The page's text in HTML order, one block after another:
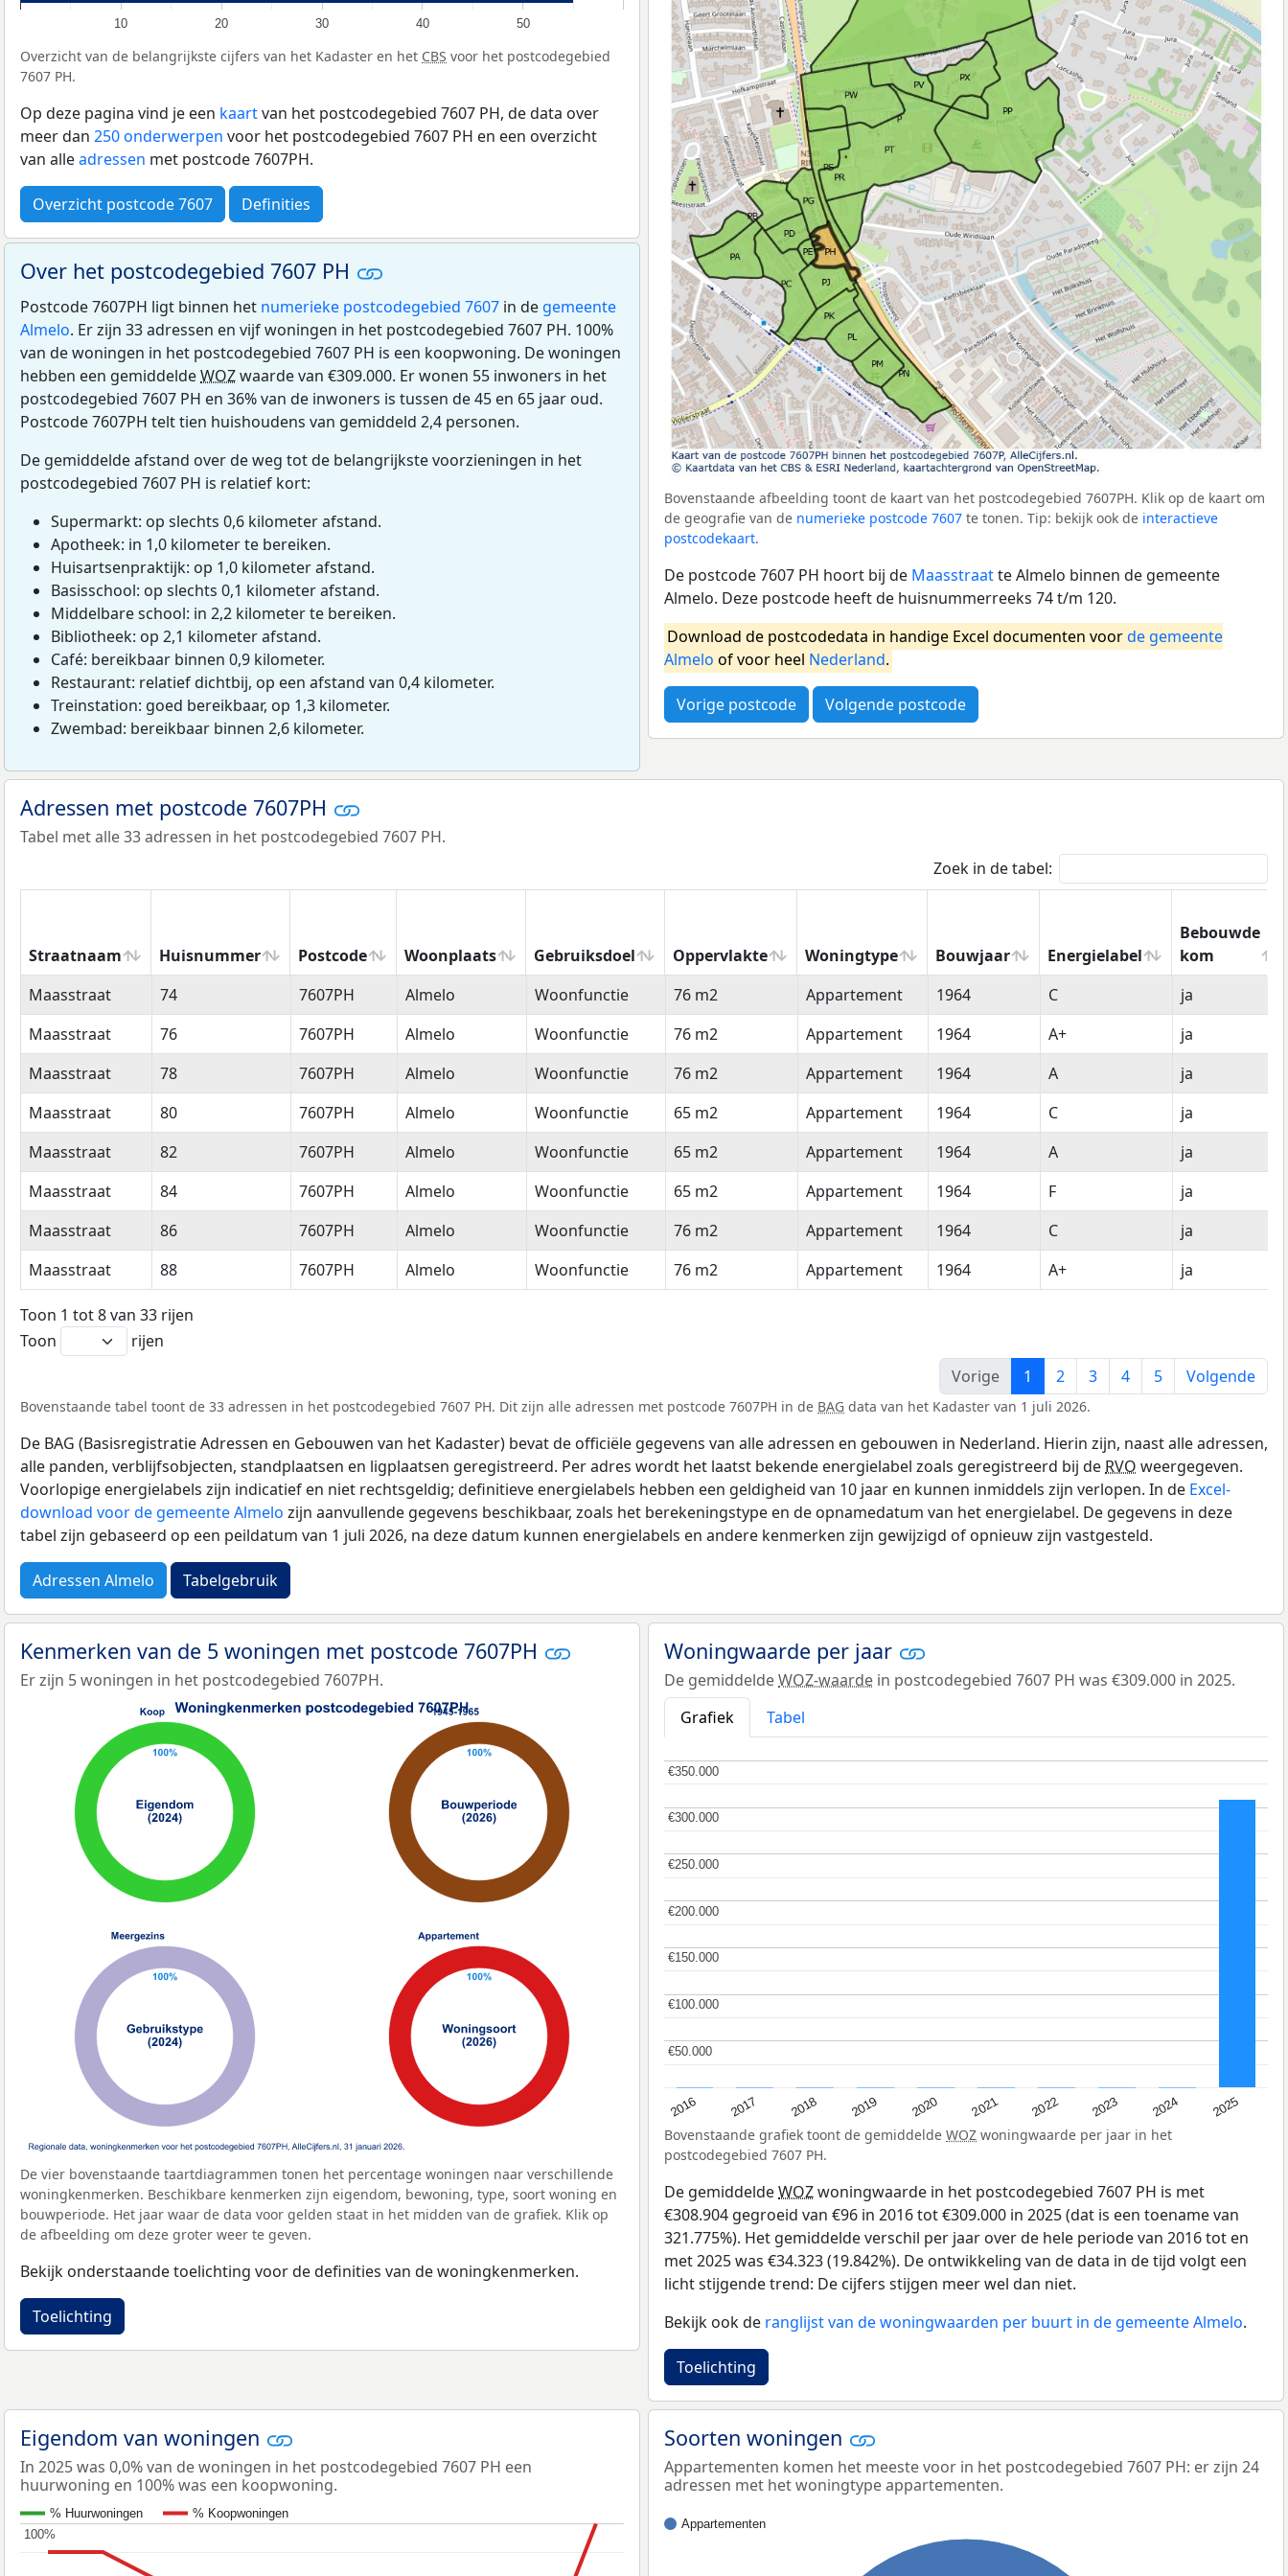
10 20 30 40 50
Overzicht van de belangrijkste cijfers van het Kadaster en het CBS voor het postcodegebied
7607 PH.
Op deze pagina vind je een kaartvan het postcodegebied 7607 PH, de data over
meer dan 250 onderwerpen voor het postcodegebied 7607 PH en een overzicht
van alleadressen met postcode 7607PH.
Overzicht postcode 7607 Definities
Over het postcodegebied 7607 PH
Postcode 7607PH ligt binnen het numerieke postcodegebied 7607 in de gemeente
Almelo. Er zijn 33 adressen en vijf woningen in het postcodegebied 7607 PH. 100%
van de woningen in het postcodegebied 7607 PH is een koopwoning. De woningen
hebben een gemiddeldeWOZwaarde van €309.000. Er wonen 55 inwoners in het
postcodegebied 7607 PH en 36% van de inwoners is tussen de 45 en 65 jaar oud.
Postcode 7607PH telt tien huishoudens van gemiddeld 2,4 personen.
De gemiddelde afstand over de weg tot de belangrijkste voorzieningen in het
postcodegebied 7607 PH is relatief kort:
Supermarkt: op slechts 0,6 kilometer afstand.
Apotheek: in 1,0 kilometer te bereiken.
Huisartsenpraktijk: op 1,0 kilometer afstand.
Basisschool: op slechts 0,1 kilometer afstand.
Middelbare school: in 2,2 kilometer te bereiken.
Bibliotheek: op 2,1 kilometer afstand.
Café: bereikbaar binnen 0,9 kilometer.
Restaurant: relatief dichtbij, op een afstand van 0,4 kilometer.
Treinstation: goed bereikbaar, op 1,3 kilometer.
Zwembad: bereikbaar binnen 2,6 kilometer.
Bovenstaande afbeelding toont de kaart van het postcodegebied 7607PH. Klik op de kaart om
de geografie van de numerieke postcode 7607 te tonen. Tip: bekijk ook de interactieve
postcodekaart.
De postcode 7607 PH hoort bij de Maasstraatte Almelo binnen de gemeente
Almelo. Deze postcode heeft de huisnummerreeks 74 t/m 120.
Download de postcodedata in handige Excel documenten voorde gemeente
Almelo of voor heel Nederland.
Vorige postcode Volgende postcode
Adressen met postcode 7607PH
Tabel met alle 33 adressen in het postcodegebied 7607 PH.
Zoek in de tabel:
Straatnaam Huisnummer Postcode Woonplaats Gebruiksdoel Oppervlakte Woningtype Bouwjaar Energielabel
Bebouwde
kom
Straatnaam
Huisnummer Postcode Woonplaats Gebruiksdoel Oppervlakte Woningtype Bouwjaar Energielabel
Bebouwde
kom
Maasstraat 74 7607PH Almelo Woonfunctie 76 m2 Appartement 1964 C
ja
Maasstraat
76 7607PH Almelo Woonfunctie 76 m2 Appartement 1964 A+
ja
Maasstraat
78 7607PH Almelo Woonfunctie 76 m2 Appartement 1964 A
ja
Maasstraat
80 7607PH Almelo Woonfunctie 65 m2 Appartement 1964 C
ja
Maasstraat
82 7607PH Almelo Woonfunctie 65 m2 Appartement 1964 A
ja
Maasstraat
84 7607PH Almelo Woonfunctie 65 m2 Appartement 1964 F
ja
Maasstraat
86 7607PH Almelo Woonfunctie 76 m2 Appartement 1964 C
ja
Maasstraat
88 7607PH Almelo Woonfunctie 76 m2 Appartement 1964 A+ ja
Toon 1 tot 8 van 33 rijen
Toon
rijen
Vorige
1 2 3 4 5 Volgende
Bovenstaande tabel toont de 33 adressen in het postcodegebied 7607 PH. Dit zijn alle adressen met postcode 7607PH in de BAG data van het Kadaster van 1 juli 2026.
De BAG (Basisregistratie Adressen en Gebouwen van het Kadaster) bevat de officiële gegevens van alle adressen en gebouwen in Nederland. Hierin zijn, naast alle adressen,
alle panden, verblijfsobjecten, standplaatsen en ligplaatsen geregistreerd. Per adres wordt het laatst bekende energielabel zoals geregistreerd bij de RVO weergegeven.
Voorlopige energielabels zijn indicatief en niet rechtsgeldig; definitieve energielabels hebben een geldigheid van 10 jaar en kunnen inmiddels zijn verlopen. In de Excel-
download voor de gemeente Almelo zijn aanvullende gegevens beschikbaar, zoals het berekeningstype en de opnamedatum van het energielabel. De gegevens in deze
tabel zijn gebaseerd op een peildatum van 1 juli 2026, na deze datum kunnen energielabels en andere kenmerken zijn gewijzigd of opnieuw zijn vastgesteld.
Adressen Almelo Tabelgebruik
Kenmerken van de 5 woningen met postcode 7607PH
Er zijn 5 woningen in het postcodegebied 7607PH.
De vier bovenstaande taartdiagrammen tonen het percentage woningen naar verschillende
woningkenmerken. Beschikbare kenmerken zijn eigendom, bewoning, type, soort woning en
bouwperiode. Het jaar waar de data voor gelden staat in het midden van de grafiek. Klik op
de afbeelding om deze groter weer te geven.
Bekijk onderstaande toelichting voor de definities van de woningkenmerken.
Toelichting
Woningwaarde per jaar
De gemiddeldeWOZ-waarde in postcodegebied 7607 PH was €309.000 in 2025.
Grafiek
Tabel
2016 2017 2018 2019 2020 2021 2022 2023 2024 2025
€50.000
€50.000
€100.000
€100.000
€150.000
€150.000
€200.000
€200.000
€250.000
€250.000
€300.000
€300.000
€350.000
€350.000
Bovenstaande grafiek toont de gemiddelde WOZ woningwaarde per jaar in het
postcodegebied 7607 PH.
De gemiddeldeWOZwoningwaarde in het postcodegebied 7607 PH is met
€308.904 gegroeid van €96 in 2016 tot €309.000 in 2025 (dat is een toename van
321.775%). Het gemiddelde verschil per jaar over de hele periode van 2016 tot en
met 2025 was €34.323 (19.842%). De ontwikkeling van de data in de tijd volgt een
licht stijgende trend: De cijfers stijgen meer wel dan niet.
Bekijk ook de ranglijst van de woningwaarden per buurt in de gemeente Almelo.
Toelichting
Eigendom van woningen
In 2025 was 0,0% van de woningen in het postcodegebied 7607 PH een
huurwoning en 100% was een koopwoning.
% Huurwoningen
% Koopwoningen
100%
100%
Soorten woningen
Appartementen komen het meeste voor in het postcodegebied 7607 PH: er zijn 24
adressen met het woningtype appartementen.
Appartementen